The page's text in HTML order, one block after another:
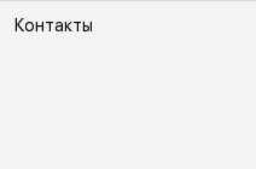
Контакты